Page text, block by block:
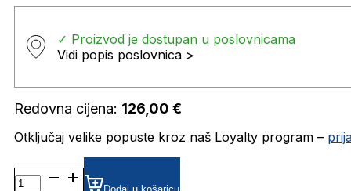
✓ Proizvod je dostupan u poslovnicama
Vidi popis poslovnica >
Redovna cijena: 126,00 €
Otključaj velike popuste kroz naš Loyalty program –
PLDD437/G DIOPTRIJSKI